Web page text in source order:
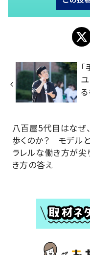
八百屋5代目はなぜ
歩くのか？ モデル
ラレルな働き方が尖
き方の答え